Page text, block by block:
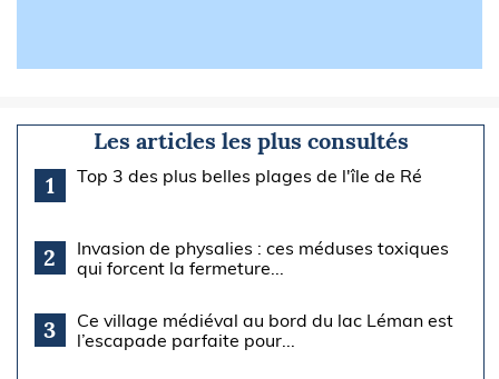
Les articles les plus consultés
1
Top 3 des plus belles plages de l'île de Ré
2
Invasion de physalies : ces méduses toxiques
qui forcent la fermeture...
3
Ce village médiéval au bord du lac Léman est
l’escapade parfaite pour...